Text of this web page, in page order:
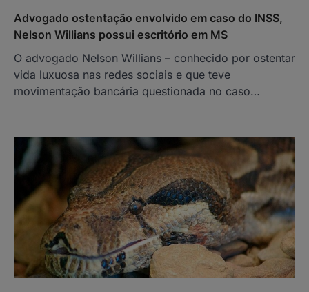
Advogado ostentação envolvido em caso do INSS,
Nelson Willians possui escritório em MS
O advogado Nelson Willians – conhecido por ostentar
vida luxuosa nas redes sociais e que teve
movimentação bancária questionada no caso…